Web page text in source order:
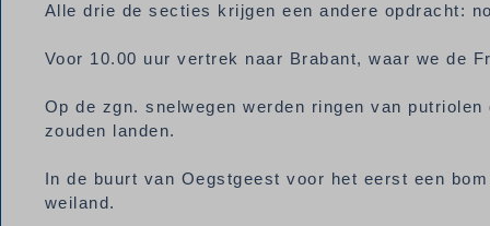
Alle drie de secties krijgen een andere opdracht:
Voor 10.00 uur vertrek naar Brabant, waar we de
Op de zgn. snelwegen werden ringen van
zouden landen.
In de buurt van Oegstgeest voor het eerst een
weiland.